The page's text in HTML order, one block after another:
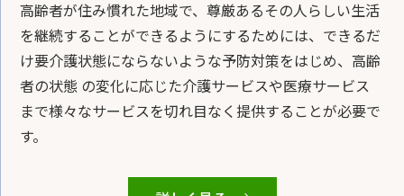
高齢者が住み慣れた地域で、尊厳あるその人らしい生活
を継続することができるようにするためには、できるだ
け要介護状態にならないような予防対策をはじめ、高齢
者の状態 の変化に応じた介護サービスや医療サービス
まで様々なサービスを切れ目なく提供することが必要で
す。